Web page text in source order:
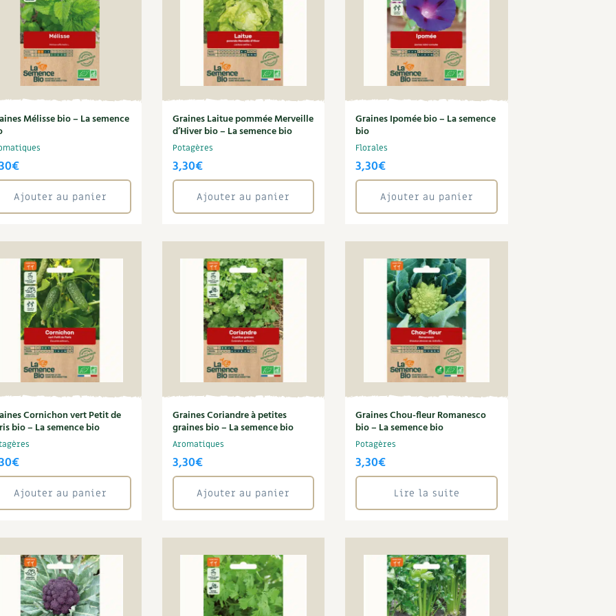
Mélisse bio – La semence
€
Ajouter au panier
Graines Laitue pommée Merveille
d’Hiver bio – La semence bio
Potagères
3,30€
Ajouter au panier
Graines Ipomée bio – La semence
bio
Florales
3,30€
Ajouter au panier
Cornichon vert Petit de
bio – La semence bio
€
Ajouter au panier
Graines Coriandre à petites
graines bio – La semence bio
Aromatiques
3,30€
Ajouter au panier
Graines Chou-fleur Romanesco
bio – La semence bio
Potagères
3,30€
Lire la suite